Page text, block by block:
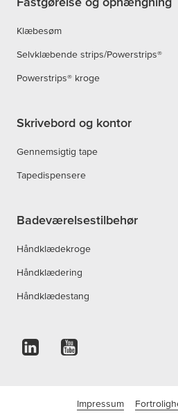
Klæbesøm
Selvklæbende strips/Powerstrips®
Powerstrips® kroge
Skrivebord og kontor
Gennemsigtig tape
Tapedispensere
Badeværelsestilbehør
Håndklædekroge
Håndklædering
Håndklædestang
Impressum